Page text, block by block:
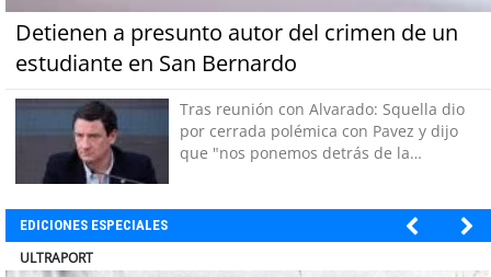
Detienen a presunto autor del crimen de un
estudiante en San Bernardo
Tras reunión con Alvarado: Squella dio
por cerrada polémica con Pavez y dijo
que "nos ponemos detrás de la
EDICIONES ESPECIALES
BANCO DE CHILE